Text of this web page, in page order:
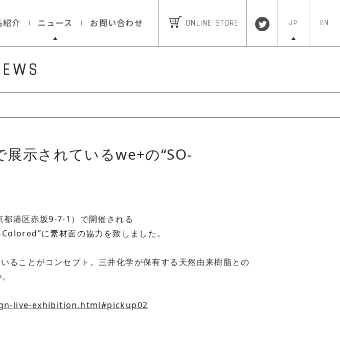
紹介 ニュース お問い合わせ ONLINE STORE JP EN
展示されているwe+の“SO-
港区赤坂9‐7‐1）で開催される
に素材面の協力を致しました。
ことがコンセプト。三井化学が保有する天然由来樹脂との
live-exhibition.html#pickup02